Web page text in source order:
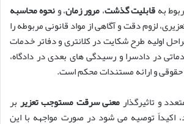
بهقابلیت گذشت،مرور زمان، ونحوه محاسبه
لزوم دقت و آگاهی از مواد قانونی مربوطه را
اولیه طرح شکایت در کلانتری و دفاتر خدمات
در دادسرا و رسیدگی های بعدی در دادگاه،
و ارائه مستندات محکم است.
و تاثیرگذارمعنی سرقت مستوجب تعزیر بر
اکیداً توصیه می شود در صورت مواجهه با این